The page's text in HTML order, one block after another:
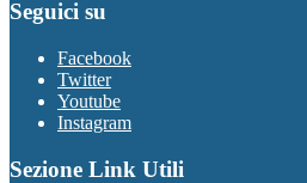
Seguici su
Facebook
Twitter
Youtube
Instagram
Sezione Link Utili